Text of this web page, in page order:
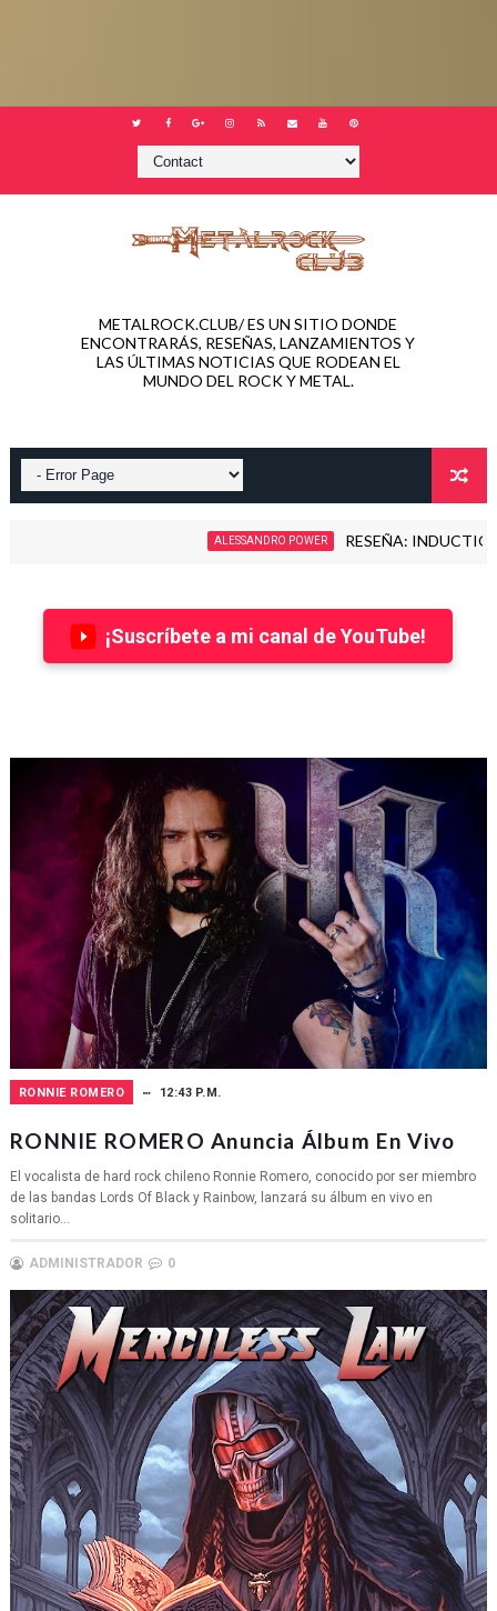
METALROCK.CLUB/ ES UN SITIO DONDE
ENCONTRARÁS, RESEÑAS, LANZAMIENTOS Y
LAS ÚLTIMAS NOTICIAS QUE RODEAN EL
MUNDO DEL ROCK Y METAL.
ALESSANDRO POWER RESEÑA: INDUCTION - LOVE
¡Suscríbete a mi canal de YouTube!
RONNIE ROMERO 12:43 P.M.
RONNIE ROMERO Anuncia Álbum En Vivo
El vocalista de hard rock chileno Ronnie Romero, conocido por ser miembro
de las bandas Lords Of Black y Rainbow, lanzará su álbum en vivo en
solitario...
ADMINISTRADOR 0